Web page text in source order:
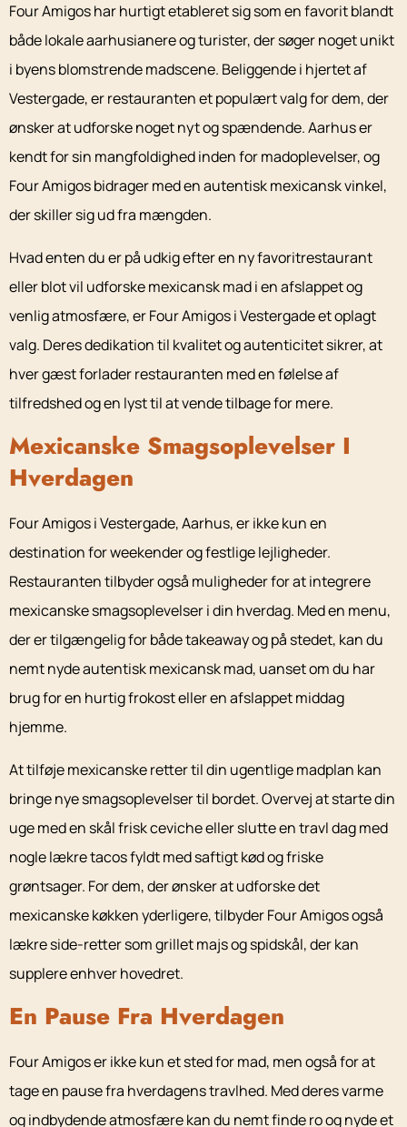
Four Amigos har hurtigt etableret sig som en favorit blandt
både lokale aarhusianere og turister, der søger noget unikt
i byens blomstrende madscene. Beliggende i hjertet af
Vestergade, er restauranten et populært valg for dem, der
ønsker at udforske noget nyt og spændende. Aarhus er
kendt for sin mangfoldighed inden for madoplevelser, og
Four Amigos bidrager med en autentisk mexicansk vinkel,
der skiller sig ud fra mængden.
Hvad enten du er på udkig efter en ny favoritrestaurant
eller blot vil udforske mexicansk mad i en afslappet og
venlig atmosfære, er Four Amigos i Vestergade et oplagt
valg. Deres dedikation til kvalitet og autenticitet sikrer, at
hver gæst forlader restauranten med en følelse af
tilfredshed og en lyst til at vende tilbage for mere.
Mexicanske Smagsoplevelser I
Hverdagen
Four Amigos i Vestergade, Aarhus, er ikke kun en
destination for weekender og festlige lejligheder.
Restauranten tilbyder også muligheder for at integrere
mexicanske smagsoplevelser i din hverdag. Med en menu,
der er tilgængelig for både takeaway og på stedet, kan du
nemt nyde autentisk mexicansk mad, uanset om du har
brug for en hurtig frokost eller en afslappet middag
hjemme.
At tilføje mexicanske retter til din ugentlige madplan kan
bringe nye smagsoplevelser til bordet. Overvej at starte din
uge med en skål frisk ceviche eller slutte en travl dag med
nogle lækre tacos fyldt med saftigt kød og friske
grøntsager. For dem, der ønsker at udforske det
mexicanske køkken yderligere, tilbyder Four Amigos også
lækre side-retter som grillet majs og spidskål, der kan
supplere enhver hovedret.
En Pause Fra Hverdagen
Four Amigos er ikke kun et sted for mad, men også for at
tage en pause fra hverdagens travlhed. Med deres varme
og indbydende atmosfære kan du nemt finde ro og nyde et